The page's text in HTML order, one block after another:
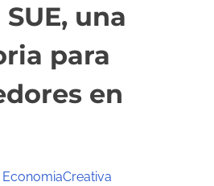
una
para
en
EconomiaCreativa